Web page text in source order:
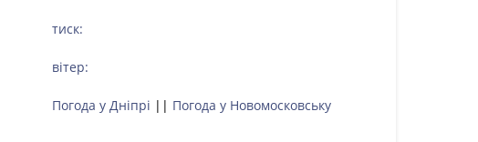
тиск:
вітер:
Погода у Дніпрі || Погода у Новомосковську